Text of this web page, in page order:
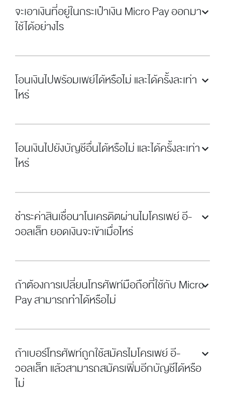
จะเอาเงินที่อยู่ในกระเป๋าเงิน Micro Pay ออกมา
ใช้ได้อย่างไร
โอนเงินไปพร้อมเพย์ได้หรือไม่ และได้ครั้งละเท่า
ไหร่
โอนเงินไปยังบัญชีอื่นได้หรือไม่ และได้ครั้งละเท่า
ไหร่
ชำระค่าสินเชื่อนาโนเครดิตผ่านไมโครเพย์ อี-
วอลเล็ท ยอดเงินจะเข้าเมื่อไหร่
ถ้าต้องการเปลี่ยนโทรศัพท์มือถือที่ใช้กับ Micro
Pay สามารถทำได้หรือไม่
ถ้าเบอร์โทรศัพท์ถูกใช้สมัครไมโครเพย์ อี-
วอลเล็ท แล้วสามารถสมัครเพิ่มอีกบัญชีได้หรือ
ไม่